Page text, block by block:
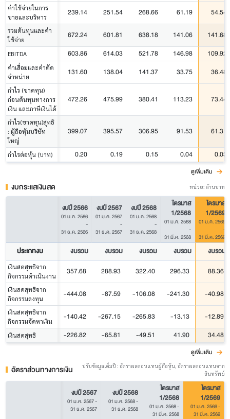
ค่าใช้จ่ายในการ
ขายและบริหาร
239.14 251.54 268.66 61.19 54.54
รวมต้นทุนและค่า
ใช้จ่าย
672.24 601.81 638.18 141.06 141.68
EBITDA 603.86 614.03 521.78 146.98 109.92
ค่าเสื่อมและค่าตัด
จำหน่าย
131.60 138.04 141.37 33.75 36.48
กำไร (ขาดทุน)
ก่อนต้นทุนทางการ
เงิน และภาษีเงินได้
472.26 475.99 380.41 113.23 73.44
กำไร(ขาดทุน)สุทธิ
: ผู้ถือหุ้นบริษัท
ใหญ่
399.07 395.57 306.95 91.53 61.31
กำไรต่อหุ้น (บาท) 0.20 0.19 0.15 0.04 0.03
ดูเพิ่มเติม
งบกระแสเงินสด หน่วย: ล้านบาท
งบปี 2566
01 ม.ค. 2566
-
31 ธ.ค. 2566
งบปี 2567
01 ม.ค. 2567
-
31 ธ.ค. 2567
งบปี 2568
01 ม.ค. 2568
-
31 ธ.ค. 2568
ไตรมาส
1/2568
01 ม.ค. 2568
-
31 มี.ค. 2568
ไตรมาส
1/2569
01 ม.ค. 2569
-
31 มี.ค. 2569
ประเภทงบ งบรวม งบรวม งบรวม งบรวม งบรวม
เงินสดสุทธิจาก
กิจกรรมดำเนินงาน
357.68 288.93 322.40 296.33 88.36
เงินสดสุทธิจาก
กิจกรรมลงทุน
-444.08 -87.59 -106.08 -241.30 -40.98
เงินสดสุทธิจาก
กิจกรรมจัดหาเงิน
-140.42 -267.15 -265.83 -13.13 -12.89
เงินสดสุทธิ -226.82 -65.81 -49.51 41.90 34.48
ดูเพิ่มเติม
อัตราส่วนทางการเงิน
ปรับข้อมูลเต็มปี : อัตราผลตอบแทนผู้ถือหุ้น, อัตราผลตอบแทนจาก
สินทรัพย์
งบปี 2567
01 ม.ค. 2567-
31 ธ.ค. 2567
งบปี 2568
01 ม.ค. 2568-
31 ธ.ค. 2568
ไตรมาส
1/2568
01 ม.ค. 2568-
31 มี.ค. 2568
ไตรมาส
1/2569
01 ม.ค. 2569-
31 มี.ค. 2569